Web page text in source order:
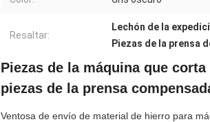
Resaltar:
Lechón de la
Piezas de la prensa
Piezas de la máquina que
piezas de la prensa
Ventosa de envío de material de hierro para